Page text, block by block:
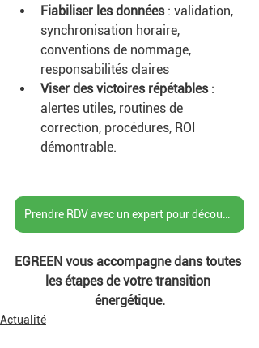
Fiabiliser les données : validation,
synchronisation horaire,
conventions de nommage,
responsabilités claires
Viser des victoires répétables :
alertes utiles, routines de
correction, procédures, ROI
démontrable.
EGREEN vous accompagne dans toutes
les étapes de votre transition
énergétique.
Actualité